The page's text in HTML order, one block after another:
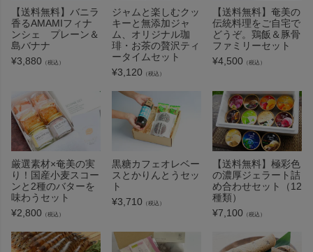
【送料無料】バニラ
香るAMAMIフィナ
ンシェ プレーン＆
島バナナ
¥3,880 （税込）
ジャムと楽しむクッ
キーと無添加ジャ
ム、オリジナル珈
琲・お茶の贅沢ティ
ータイムセット
¥3,120 （税込）
【送料無料】奄美の
伝統料理をご自宅で
どうぞ。鶏飯＆豚骨
ファミリーセット
¥4,500 （税込）
厳選素材×奄美の実
り！国産小麦スコー
ンと2種のバターを
味わうセット
¥2,800 （税込）
黒糖カフェオレベー
スとかりんとうセッ
ト
¥3,710 （税込）
【送料無料】極彩色
の濃厚ジェラート詰
め合わせセット（12
種類）
¥7,100 （税込）